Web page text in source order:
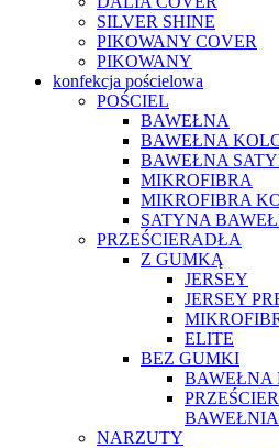
SILVER SHINE
PIKOWANY COVER
PIKOWANY
konfekcja pościelowa
POŚCIEL
BAWEŁNA
BAWEŁNA
BAWEŁNA
MIKROFIBRA
MIKROFIBRA
SATYNA
PRZEŚCIERADŁA
Z GUMKĄ
JERSEY
JERSEY
ELITE
BEZ GUMKI
BAWEŁNA
NARZUTY